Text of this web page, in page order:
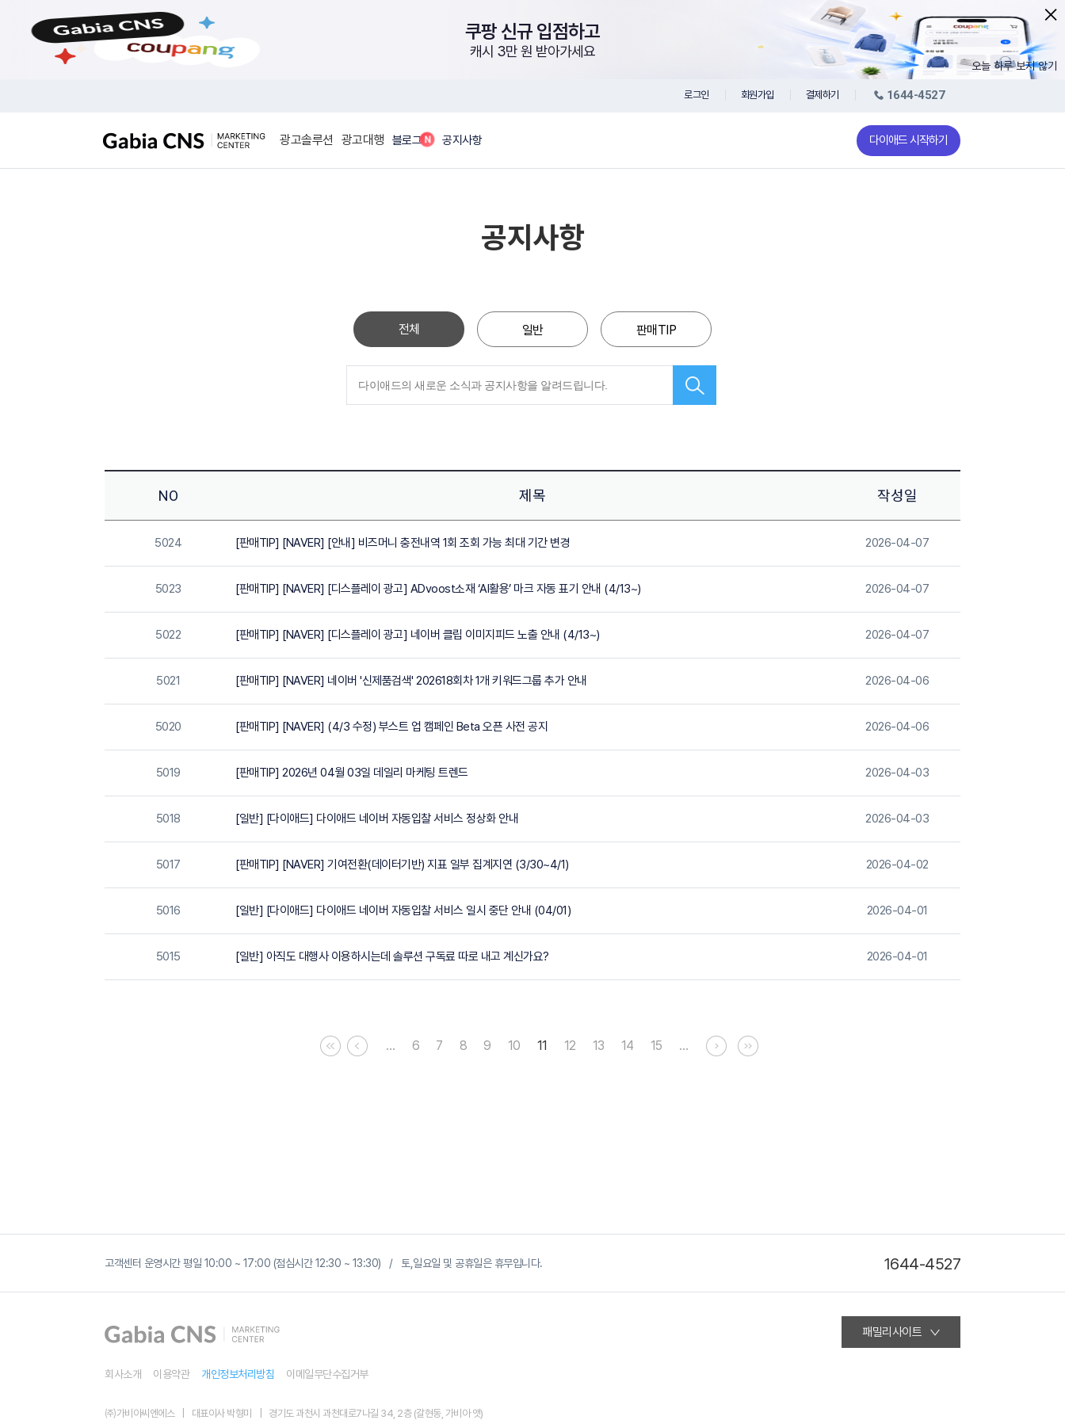
쿠팡 신규 입점하고
캐시 3만 원 받아가세요
오늘 하루 보지 않기
로그인 회원가입 결제하기 1644-4527
광고솔루션 광고대행 블로그 N 공지사항 다이애드 시작하기
공지사항
전체 일반 판매TIP
NO 제목 작성일
5024 [판매TIP] [NAVER] [안내] 비즈머니 충전내역 1회 조회 가능 최대 기간 변경 2026-04-07
5023 [판매TIP] [NAVER] [디스플레이 광고] ADvoost소재 ‘AI활용’ 마크 자동 표기 안내 (4/13~) 2026-04-07
5022 [판매TIP] [NAVER] [디스플레이 광고] 네이버 클립 이미지피드 노출 안내 (4/13~) 2026-04-07
5021 [판매TIP] [NAVER] 네이버 '신제품검색' 202618회차 1개 키워드그룹 추가 안내 2026-04-06
5020 [판매TIP] [NAVER] (4/3 수정) 부스트 업 캠페인 Beta 오픈 사전 공지 2026-04-06
5019 [판매TIP] 2026년 04월 03일 데일리 마케팅 트렌드 2026-04-03
5018 [일반] [다이애드] 다이애드 네이버 자동입찰 서비스 정상화 안내 2026-04-03
5017 [판매TIP] [NAVER] 기여전환(데이터기반) 지표 일부 집계지연 (3/30~4/1) 2026-04-02
5016 [일반] [다이애드] 다이애드 네이버 자동입찰 서비스 일시 중단 안내 (04/01) 2026-04-01
5015 [일반] 아직도 대행사 이용하시는데 솔루션 구독료 따로 내고 계신가요? 2026-04-01
… 6 7 8 9 10 11 12 13 14 15 …
G
고,
고객센터 운영시간 평일 10:00 ~ 17:00 (점심시간 12:30 ~ 13:30) / 토,일요일 및 공휴일은 휴무입니다. 1644-4527
회사소개 이용약관 개인정보처리방침 이메일무단수집거부
㈜가비아씨엔에스 대표이사 박형미 경기도 과천시 과천대로7나길 34, 2층 (갈현동, 가비아 앳)
패밀리사이트